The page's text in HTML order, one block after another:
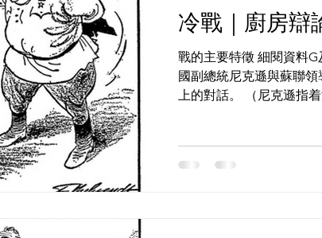
冷戰｜廚房辯
戰的主要特徵 細閱資料
國副總統尼克遜與蘇聯
上的對話。 （尼克遜指